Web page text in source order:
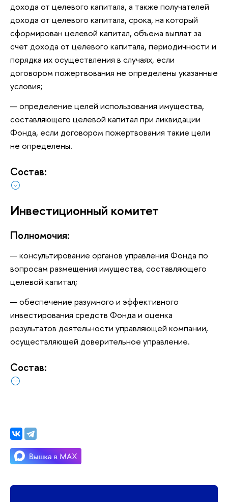
дохода от целевого капитала, а также получателей
дохода от целевого капитала, срока, на который
сформирован целевой капитал, объема выплат за
счет дохода от целевого капитала, периодичности и
порядка их осуществления в случаях, если
договором пожертвования не определены указанные
условия;
определение целей использования имущества,
составляющего целевой капитал при ликвидации
Фонда, если договором пожертвования такие цели
не определены.
Состав:
Инвестиционный комитет
Полномочия:
консультирование органов управления Фонда по
вопросам размещения имущества, составляющего
целевой капитал;
обеспечение разумного и эффективного
инвестирования средств Фонда и оценка
результатов деятельности управляющей компании,
осуществляющей доверительное управление.
Состав: